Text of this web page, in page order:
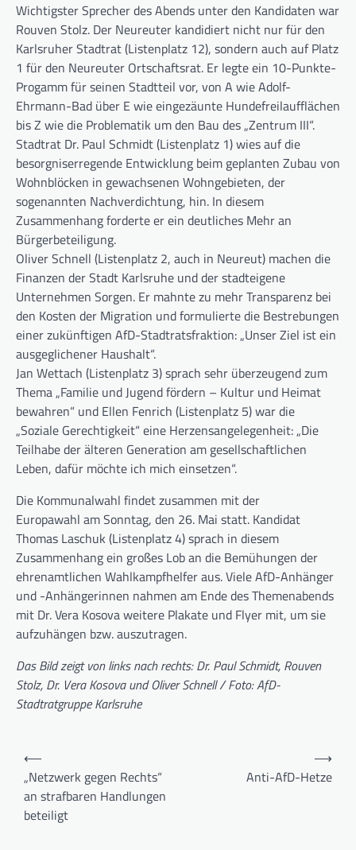
Wichtigster Sprecher des Abends unter den Kandidaten war
Rouven Stolz. Der Neureuter kandidiert nicht nur für den
Karlsruher Stadtrat (Listenplatz 12), sondern auch auf Platz
1 für den Neureuter Ortschaftsrat. Er legte ein 10-Punkte-
Progamm für seinen Stadtteil vor, von A wie Adolf-
Ehrmann-Bad über E wie eingezäunte Hundefreilaufflächen
bis Z wie die Problematik um den Bau des „Zentrum III“.
Stadtrat Dr. Paul Schmidt (Listenplatz 1) wies auf die
besorgniserregende Entwicklung beim geplanten Zubau von
Wohnblöcken in gewachsenen Wohngebieten, der
sogenannten Nachverdichtung, hin. In diesem
Zusammenhang forderte er ein deutliches Mehr an
Bürgerbeteiligung.
Oliver Schnell (Listenplatz 2, auch in Neureut) machen die
Finanzen der Stadt Karlsruhe und der stadteigene
Unternehmen Sorgen. Er mahnte zu mehr Transparenz bei
den Kosten der Migration und formulierte die Bestrebungen
einer zukünftigen AfD-Stadtratsfraktion: „Unser Ziel ist ein
ausgeglichener Haushalt“.
Jan Wettach (Listenplatz 3) sprach sehr überzeugend zum
Thema „Familie und Jugend fördern – Kultur und Heimat
bewahren“ und Ellen Fenrich (Listenplatz 5) war die
„Soziale Gerechtigkeit“ eine Herzensangelegenheit: „Die
Teilhabe der älteren Generation am gesellschaftlichen
Leben, dafür möchte ich mich einsetzen“.
Die Kommunalwahl findet zusammen mit der
Europawahl am Sonntag, den 26. Mai statt. Kandidat
Thomas Laschuk (Listenplatz 4) sprach in diesem
Zusammenhang ein großes Lob an die Bemühungen der
ehrenamtlichen Wahlkampfhelfer aus. Viele AfD-Anhänger
und -Anhängerinnen nahmen am Ende des Themenabends
mit Dr. Vera Kosova weitere Plakate und Flyer mit, um sie
aufzuhängen bzw. auszutragen.
Das Bild zeigt von links nach rechts: Dr. Paul Schmidt, Rouven
Stolz, Dr. Vera Kosova und Oliver Schnell / Foto: AfD-
Stadtratgruppe Karlsruhe
Beitragsnavigation
⟵
„Netzwerk gegen Rechts“
an strafbaren Handlungen
beteiligt
Anti-AfD-Hetze
⟶